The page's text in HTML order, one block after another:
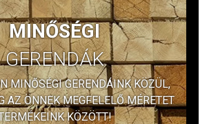
MINŐSÉGI
GERENDÁK
MINŐSÉGI GERENDÁINK KÖZÜL,
AZ ÖNNEK MEGFELELŐ MÉRETET
KÖZÖTT!